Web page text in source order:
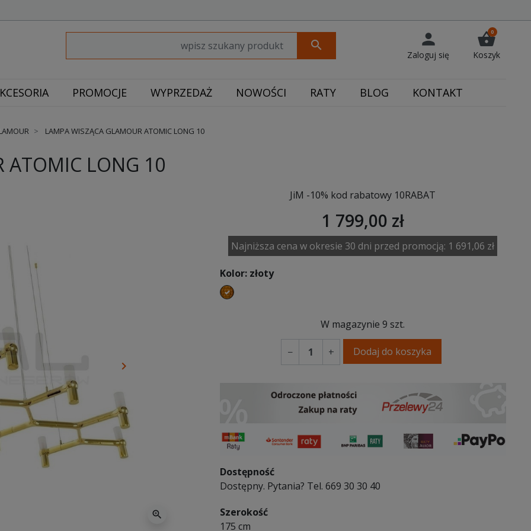
search person
Zaloguj się
shopping_basket
0
Koszyk
PROMOCJE WYPRZEDAŻ NOWOŚCI RATY BLOG KONTAKT
LAMPA WISZĄCA GLAMOUR ATOMIC LONG 10
ATOMIC LONG 10
Następny
keyboard_arrow_right
zoom_in
JiM -10% kod rabatowy 10RABAT
1 799,00 zł
Najniższa cena w okresie 30 dni przed promocją: 1 691,06 zł
Kolor: złoty
złoty
W magazynie 9 szt.
− + Dodaj do koszyka
Dostępność
Dostępny. Pytania? Tel. 669 30 30 40
Szerokość
175 cm